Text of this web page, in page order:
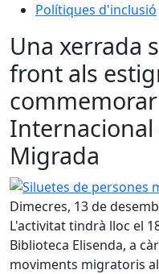
Polítiques d'inclusió
Una xerrada
front als
Internacional
Migrada
Siluetes de persones
Dimecres, 13 de
L'activitat tindrà lloc el
Biblioteca Elisenda, a
moviments migratoris al